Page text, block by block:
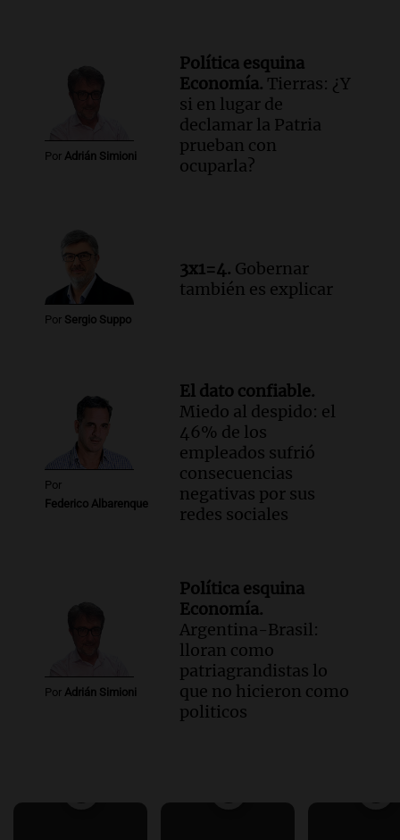
Por Adrián Simioni
Política esquina
Economía. Tierras: ¿Y
si en lugar de
declamar la Patria
prueban con
ocuparla?
Por Sergio Suppo
3x1=4. Gobernar
también es explicar
Por
Federico Albarenque
El dato confiable.
Miedo al despido: el
46% de los
empleados sufrió
consecuencias
negativas por sus
redes sociales
Por Adrián Simioni
Política esquina
Economía.
Argentina-Brasil:
lloran como
patriagrandistas lo
que no hicieron como
politicos